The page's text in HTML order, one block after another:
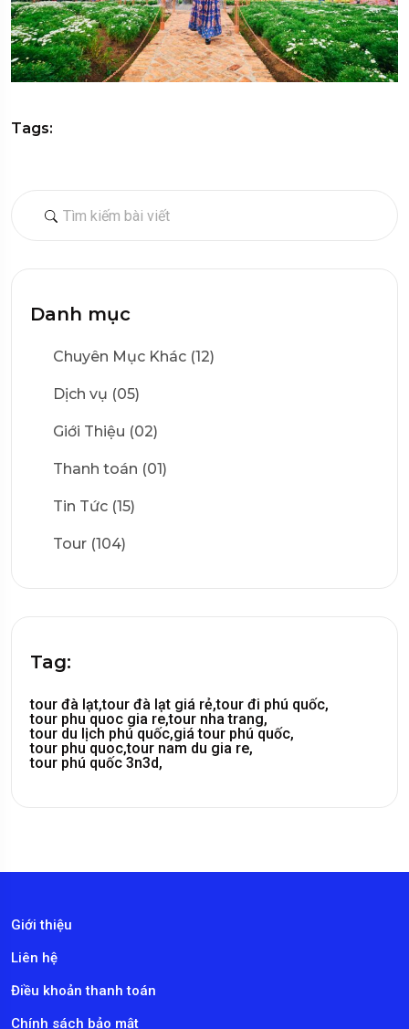
Danh mục
Chuyên Mục Khác (12)
Dịch vụ (05)
Giới Thiệu (02)
Thanh toán (01)
Tin Tức (15)
Tour (104)
Tag:
tour đà lạt,tour đà lạt giá rẻ,tour đi phú quốc,
tour phu quoc gia re,tour nha trang,
tour du lịch phú quốc,giá tour phú quốc,
tour phu quoc,tour nam du gia re,
tour phú quốc 3n3d,
Tags:
Giới thiệu
Liên hệ
Điều khoản thanh toán
Chính sách bảo mật